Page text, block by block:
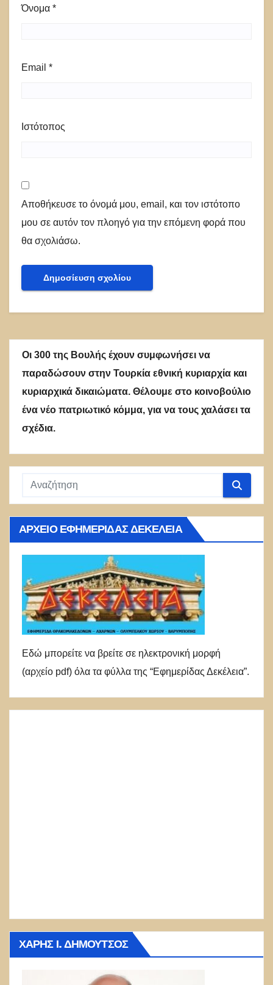
Όνομα *
Email *
Ιστότοπος
Αποθήκευσε το όνομά μου, email, και τον ιστότοπο
μου σε αυτόν τον πλοηγό για την επόμενη φορά που
θα σχολιάσω.
Οι 300 της Βουλής έχουν συμφωνήσει να
παραδώσουν στην Τουρκία εθνική κυριαρχία και
κυριαρχικά δικαιώματα. Θέλουμε στο κοινοβούλιο
ένα νέο πατριωτικό κόμμα, για να τους χαλάσει τα
σχέδια.
ΑΡΧΕΊΟ ΕΦΗΜΕΡΊΔΑΣ ΔΕΚΈΛΕΙΑ
Εδώ μπορείτε να βρείτε σε ηλεκτρονική μορφή
(αρχείο pdf) όλα τα φύλλα της “Εφημερίδας Δεκέλεια”.
ΧΆΡΗΣ Ι. ΔΗΜΟΎΤΣΟΣ